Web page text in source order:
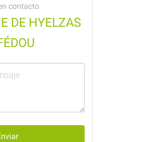
contacto
DE HYELZAS